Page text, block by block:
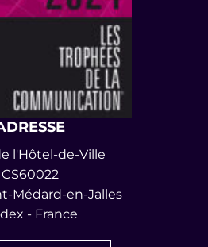
l'Hôtel-de-Ville
CS60022
Médard-en-Jalles
- France